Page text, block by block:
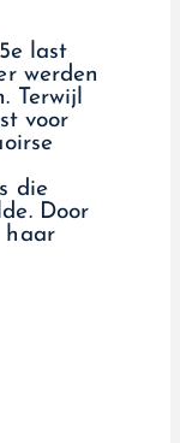
last
werden
Terwijl
voor
die
Door
haar